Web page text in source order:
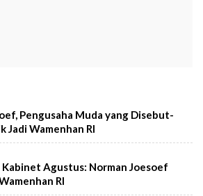
Pengusaha Muda yang Disebut-
Jadi Wamenhan RI
Agustus: Norman Joesoef
RI